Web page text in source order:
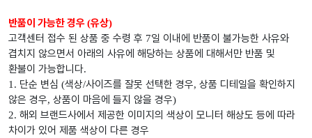
반품이 가능한 경우(유상)
고객센터 접수 된 상품 중 수령 후 7일 이내에 반품이 불가능한 사유와
겹치지 않으면서 아래의 사유에 해당하는 상품에 대해서만 반품 및
환불이 가능합니다.
1. 단순 변심 (색상/사이즈를 잘못 선택한 경우, 상품 디테일을 확인하지
않은 경우, 상품이 마음에 들지 않을 경우)
2. 해외 브랜드사에서 제공한 이미지의 색상이 모니터 해상도 등에 따라
차이가 있어 제품 색상이 다른 경우